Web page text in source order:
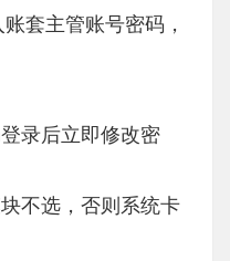
套主管账号密码，
录后立即修改密
不选，否则系统卡